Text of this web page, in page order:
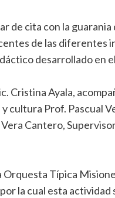
de cita con la
de las diferentes
desarrollado en
Cristina Ayala,
cultura Prof. Pascual
Cantero,
Orquesta Típica
la cual esta actividad